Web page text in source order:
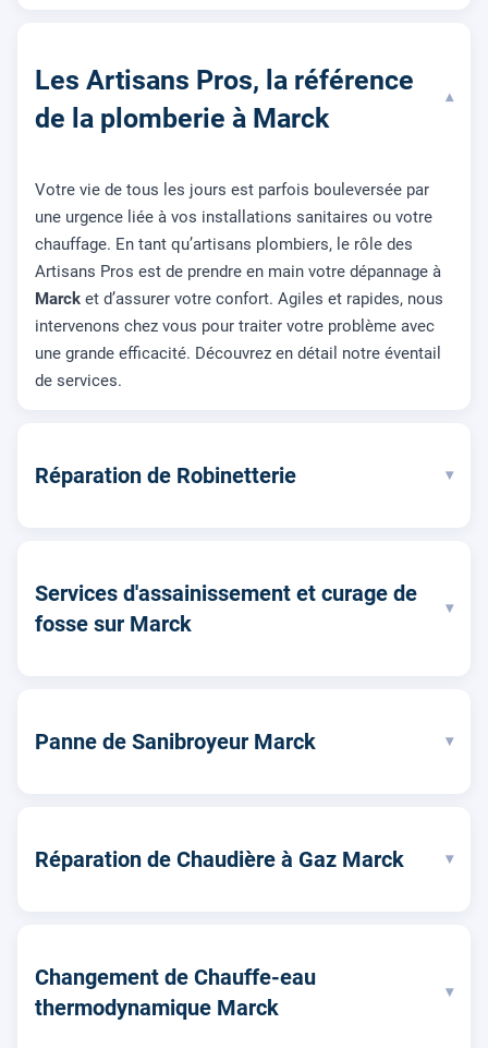
Les Artisans Pros, la référence
de la plomberie à Marck
▾
Votre vie de tous les jours est parfois bouleversée par
une urgence liée à vos installations sanitaires ou votre
chauffage. En tant qu’artisans plombiers, le rôle des
Artisans Pros est de prendre en main votre dépannage à
Marck et d’assurer votre confort. Agiles et rapides, nous
intervenons chez vous pour traiter votre problème avec
une grande efficacité. Découvrez en détail notre éventail
de services.
Réparation de Robinetterie ▾
Services d'assainissement et curage de
fosse sur Marck
▾
Panne de Sanibroyeur Marck ▾
Réparation de Chaudière à Gaz Marck ▾
Changement de Chauffe-eau
thermodynamique Marck
▾